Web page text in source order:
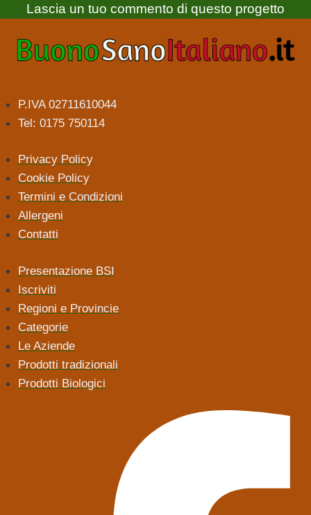
Lascia un tuo commento di questo progetto
P.IVA 02711610044
Tel: 0175 750114
Privacy Policy
Cookie Policy
Termini e Condizioni
Allergeni
Contatti
Presentazione BSI
Iscriviti
Regioni e Provincie
Categorie
Le Aziende
Prodotti tradizionali
Prodotti Biologici